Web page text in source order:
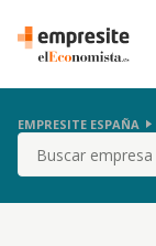
EMPRESITE ESPAÑA
Buscar